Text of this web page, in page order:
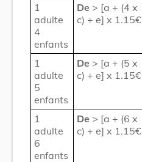
1
adulte
4
enfants
De > [a + (4 x
c) + e] x 1.15€
1
adulte
5
enfants
De > [a + (5 x
c) + e] x 1.15€
1
adulte
6
enfants
De > [a + (6 x
c) + e] x 1.15€